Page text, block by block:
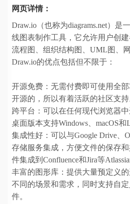
网页详情：
Draw.io（也称为diagrams.net）是
线图表制作工具，它允许用户创
流程图、组织结构图、UML图、
Draw.io的优点包括但不限于：
开源免费：无需付费即可使用全
开源的，所以有着活跃的社区支持
跨平台：可以在任何现代浏览器
桌面版本支持Windows、macOS和
集成性好：可以与Google Drive、
存储服务集成，方便文件的保存
件集成到Confluence和Jira等
丰富的图形库：提供大量预定义
不同的场景和需求，同时支持自
件。